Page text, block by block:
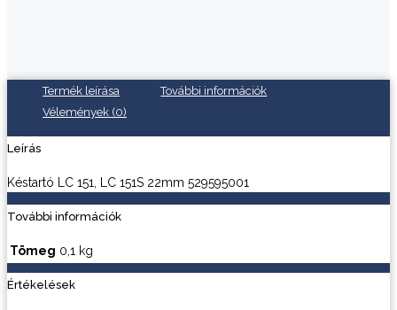
Termék leírása
További információk
Vélemények (0)
Leírás
Késtartó LC 151, LC 151S 22mm 529595001
További információk
Tömeg 0,1 kg
Értékelések